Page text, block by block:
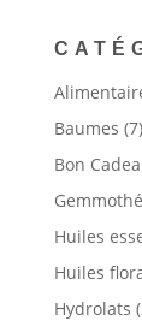
Baumes 77
Bon
Huiles
Huiles
Hydrolats